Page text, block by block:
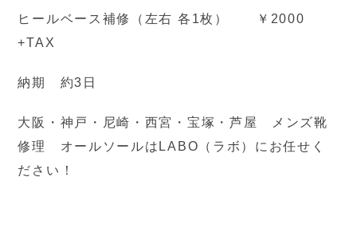
ヒールベース補修（左右 各1枚） ￥2000
+TAX
納期 約3日
大阪・神戸・尼崎・西宮・宝塚・芦屋 メンズ靴
修理 オールソールはLABO（ラボ）にお任せく
ださい！